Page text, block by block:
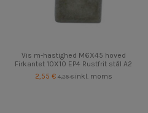
Vis m-hastighed M6X45 hoved
Firkantet 10X10 EP4 Rustfrit stål A2
2,55 €4,25 €inkl. moms